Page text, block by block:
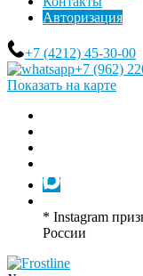
Авторизация
+7 (4212) 45-30-00
+7 (962)
Показать на карте
* Instagram
России